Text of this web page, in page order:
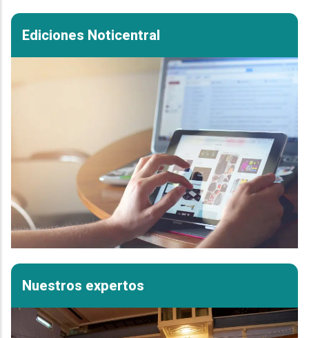
Ediciones Noticentral
Nuestros expertos